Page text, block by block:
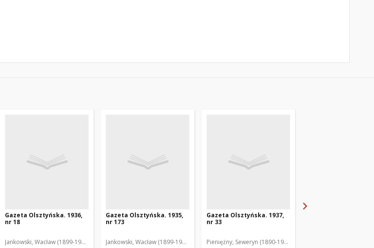
Gazeta Olsztyńska. 1936,
nr 18
Jankowski, Wacław (1899-1975). Red.
Gazeta Olsztyńska. 1935,
nr 173
Jankowski, Wacław (1899-1975). Red.
Gazeta Olsztyńska. 1937,
nr 33
Pieniężny, Seweryn (1890-1940). Red.